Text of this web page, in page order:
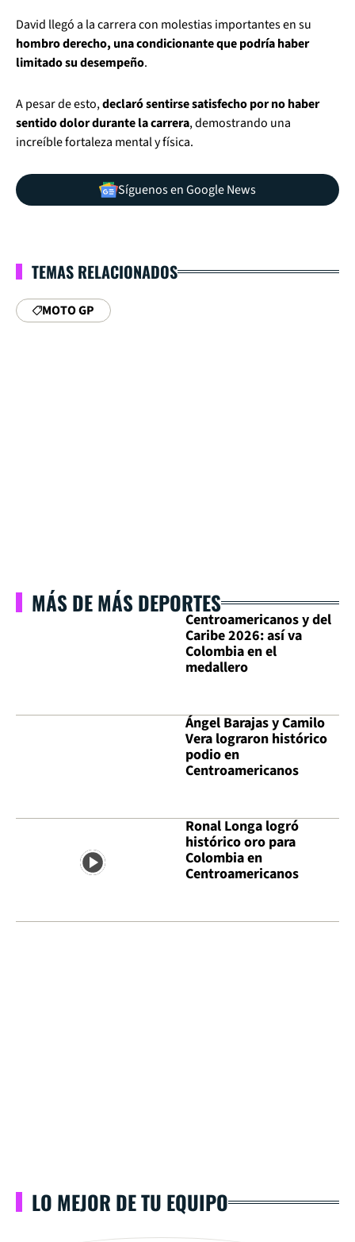
David llegó a la carrera con molestias importantes en su
hombro derecho, una condicionante que podría haber
limitado su desempeño.
A pesar de esto,declaró sentirse satisfecho por no haber
sentido dolor durante la carrera, demostrando una
increíble fortaleza mental y física.
Síguenos en Google News
TEMAS RELACIONADOS
MOTO GP
MÁS DE MÁS DEPORTES
Centroamericanos y del
Caribe 2026: así va
Colombia en el
medallero
Ángel Barajas y Camilo
Vera lograron histórico
podio en
Centroamericanos
Ronal Longa logró
histórico oro para
Colombia en
Centroamericanos
LO MEJOR DE TU EQUIPO